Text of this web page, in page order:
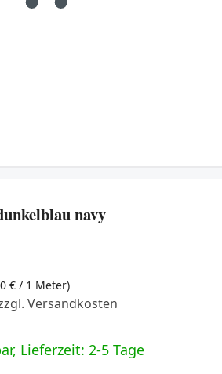
navy
€ / 1 Meter)
Versandkosten
Lieferzeit: 2-5 Tage